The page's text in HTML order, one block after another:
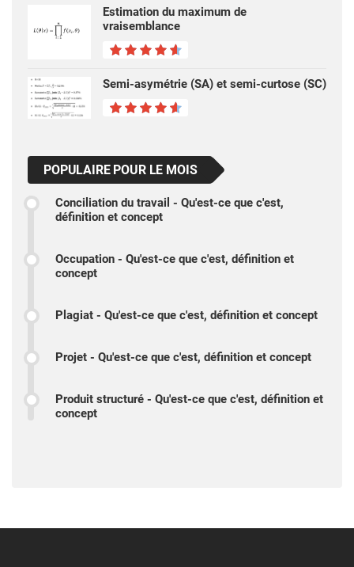
Estimation du maximum de
vraisemblance
Semi-asymétrie (SA) et semi-curtose (SC)
POPULAIRE POUR LE MOIS
Conciliation du travail - Qu'est-ce que c'est,
définition et concept
Occupation - Qu'est-ce que c'est, définition et
concept
Plagiat - Qu'est-ce que c'est, définition et concept
Projet - Qu'est-ce que c'est, définition et concept
Produit structuré - Qu'est-ce que c'est, définition et
concept